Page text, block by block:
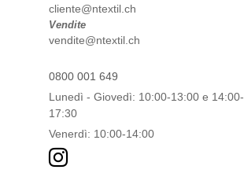
cliente@ntextil.ch
Vendite
vendite@ntextil.ch
0800 001 649
Lunedì - Giovedì: 10:00-13:00 e 14:00-
17:30
Venerdì: 10:00-14:00